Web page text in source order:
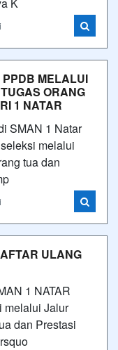
MELALUI
ORANG
1 NATAR
SMAN 1 Natar
melalui
tua dan
ULANG
1 NATAR
melalui Jalur
dan Prestasi